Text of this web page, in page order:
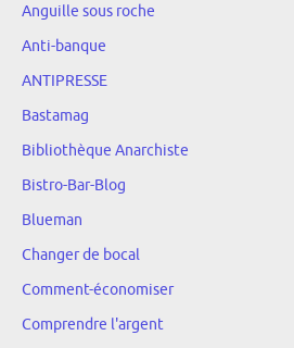
Anguille sous roche
Anti-banque
ANTIPRESSE
Bastamag
Bibliothèque Anarchiste
Bistro-Bar-Blog
Blueman
Changer de bocal
Comment-économiser
Comprendre l'argent